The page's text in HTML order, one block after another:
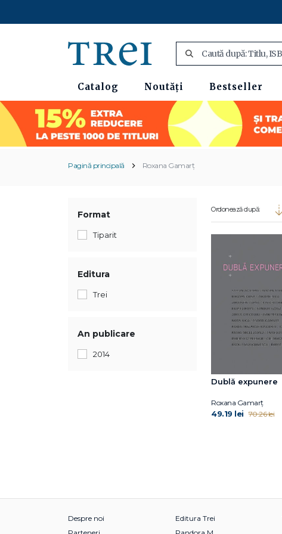
Catalog Noutăți Bestseller
Pagină principală Roxana Gamarţ
Format
Tiparit
Editura
Trei
An publicare
2014
Ordonează după:
Dublă expunere
Roxana Gamarţ
49.19 lei 70.26 lei
Despre noi
Editura Trei